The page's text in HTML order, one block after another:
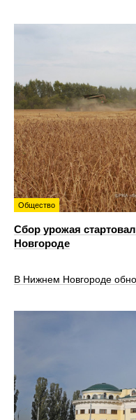
Общество
Сбор урожая
Новгороде
В Нижнем Новгороде